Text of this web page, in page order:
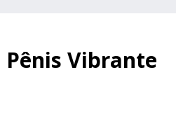
Pênis Vibrante